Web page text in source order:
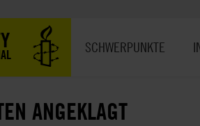
SCHWERPUNKTE
ANGEKLAGT